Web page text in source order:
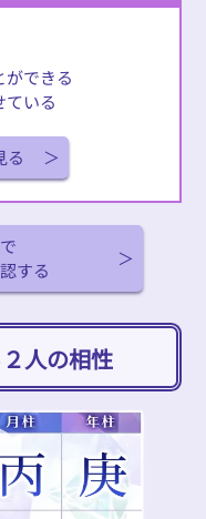
できる
いる
る
する
人の相性